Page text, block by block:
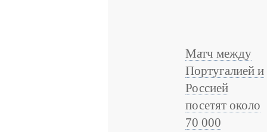
Матч между
Португалией и
Россией
посетят около
70 000